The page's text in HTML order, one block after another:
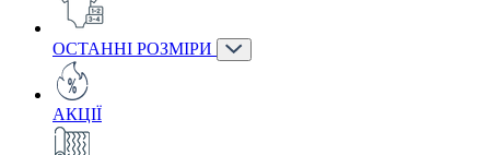
ОСТАННІ РОЗМІРИ
АКЦІЇ